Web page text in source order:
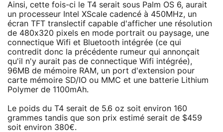
Ainsi, cette fois-ci le T4 serait sous Palm OS 6, aurait
un processeur Intel XScale cadencé à 450MHz, un
écran TFT translectif capable d'afficher une résolution
de 480x320 pixels en mode portrait ou paysage, une
connectique Wifi et Bluetooth intégrée (ce qui
contredit donc la précédente rumeur qui annonçait
qu'il n'y aurait pas de connectique Wifi intégrée),
96MB de mémoire RAM, un port d'extension pour
carte mémoire SD/IO ou MMC et une batterie Lithium
Polymer de 1100mAh.
Le poids du T4 serait de 5.6 oz soit environ 160
grammes tandis que son prix estimé serait de $459
soit environ 380€.